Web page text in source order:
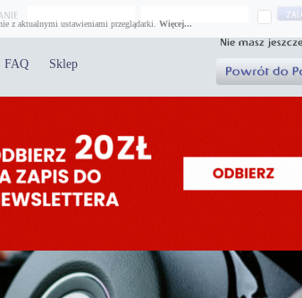
z aktualnymi ustawieniami przeglądarki. Więcej...
FAQ Sklep